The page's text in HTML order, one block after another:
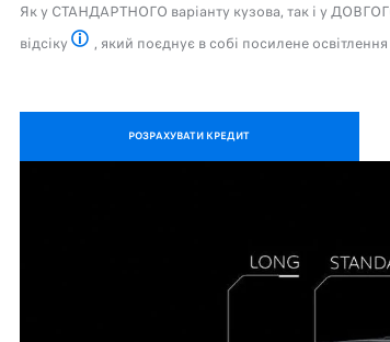
Як у СТАНДАРТНОГО варіанту кузова, так і у
відсіку
, який поєднує в собі посилене
РОЗРАХУВАТИ КРЕДИТ